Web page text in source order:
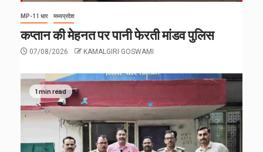
MP-11 धार मध्यप्रदेश
कप्तान की मेहनत पर पानी फेरती मांडव पुलिस
07/08/2026 KAMALGIRI GOSWAMI
1 min read